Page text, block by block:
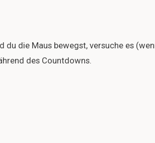
du die Maus bewegst, versuche es
des Countdowns.